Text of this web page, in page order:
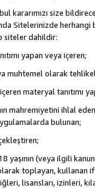
kararımızı size
Sitelerinizde herhangi
siteler dahildir:
yapan veya içeren;
muhtemel olarak
materyal tanıtımı
mahremiyetini ihlal
bulunan;
(veya ilgili
toplayan, kullanan
lisansları, izinleri,